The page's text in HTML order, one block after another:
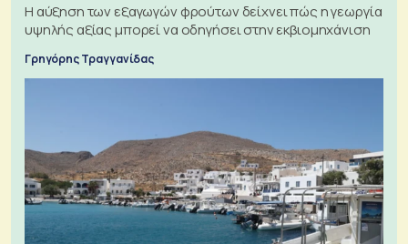
Η αύξηση των εξαγωγών φρούτων δείχνει πώς η γεωργία
υψηλής αξίας μπορεί να οδηγήσει στην εκβιομηχάνιση
Γρηγόρης Τραγγανίδας